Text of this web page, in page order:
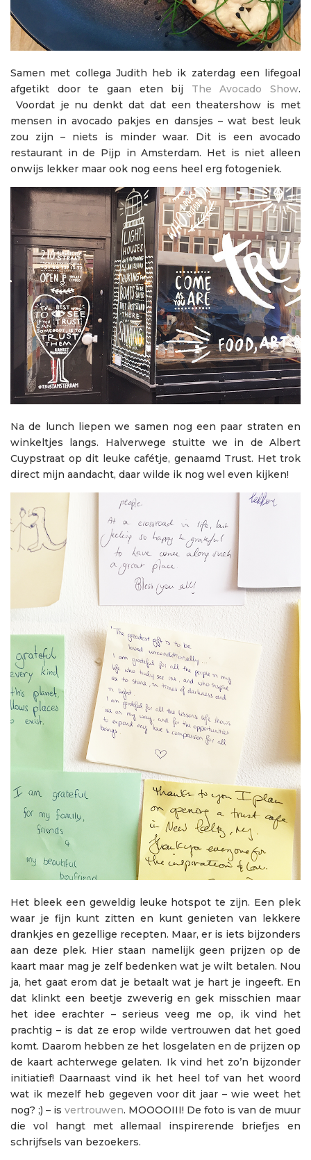
Samen met collega Judith heb ik zaterdag een lifegoal
afgetikt door te gaan eten bij The Avocado Show.
Voordat je nu denkt dat dat een theatershow is met
mensen in avocado pakjes en dansjes – wat best leuk
zou zijn – niets is minder waar. Dit is een avocado
restaurant in de Pijp in Amsterdam. Het is niet alleen
onwijs lekker maar ook nog eens heel erg fotogeniek.
Na de lunch liepen we samen nog een paar straten en
winkeltjes langs. Halverwege stuitte we in de Albert
Cuypstraat op dit leuke cafétje, genaamd Trust. Het trok
direct mijn aandacht, daar wilde ik nog wel even kijken!
Het bleek een geweldig leuke hotspot te zijn. Een plek
waar je fijn kunt zitten en kunt genieten van lekkere
drankjes en gezellige recepten. Maar, er is iets bijzonders
aan deze plek. Hier staan namelijk geen prijzen op de
kaart maar mag je zelf bedenken wat je wilt betalen. Nou
ja, het gaat erom dat je betaalt wat je hart je ingeeft. En
dat klinkt een beetje zweverig en gek misschien maar
het idee erachter – serieus veeg me op, ik vind het
prachtig – is dat ze erop wilde vertrouwen dat het goed
komt. Daarom hebben ze het losgelaten en de prijzen op
de kaart achterwege gelaten. Ik vind het zo’n bijzonder
initiatief! Daarnaast vind ik het heel tof van het woord
wat ik mezelf heb gegeven voor dit jaar – wie weet het
nog? ;) – is vertrouwen. MOOOOIII! De foto is van de muur
die vol hangt met allemaal inspirerende briefjes en
schrijfsels van bezoekers.